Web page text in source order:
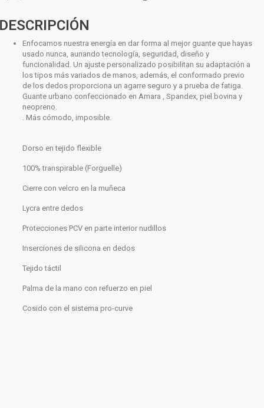
DESCRIPCIÓN
Enfocamos nuestra energía en dar forma al mejor guante que hayas
usado nunca, aunando tecnología, seguridad, diseño y
funcionalidad. Un ajuste personalizado posibilitan su adaptación a
los tipos más variados de manos, además, el conformado previo
de los dedos proporciona un agarre seguro y a prueba de fatiga.
Guante urbano confeccionado en Amara , Spandex, piel bovina y
neopreno.
. Más cómodo, imposible.
Dorso en tejido flexible
100% transpirable (Forguelle)
Cierre con velcro en la muñeca
Lycra entre dedos
Protecciones PCV en parte interior nudillos
Inserciones de silicona en dedos
Tejido táctil
Palma de la mano con refuerzo en piel
Cosido con el sistema pro-curve